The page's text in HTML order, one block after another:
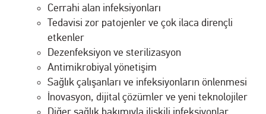
Cerrahi alan infeksiyonları
Tedavisi zor patojenler ve çok ilaca dirençli
etkenler
Dezenfeksiyon ve sterilizasyon
Antimikrobiyal yönetişim
Sağlık çalışanları ve infeksiyonların önlenmesi
İnovasyon, dijital çözümler ve yeni teknolojiler